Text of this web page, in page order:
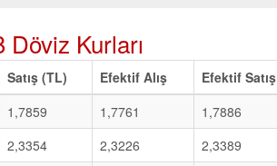
Döviz Kurları
Satış (TL) Efektif Alış
Efektif Satış
1,7859 1,7761
1,7886
2,3354 2,3226
2,3389